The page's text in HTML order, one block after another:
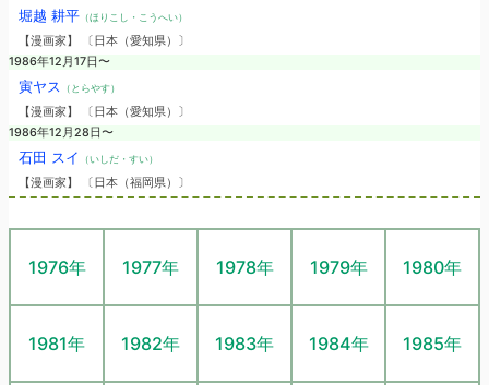
堀越 耕平（ほりこし・こうへい）
【漫画家】 〔日本（愛知県）〕
1986年12月17日〜
寅ヤス （とらやす）
【漫画家】 〔日本（愛知県）〕
1986年12月28日〜
石田 スイ （いしだ・すい）
【漫画家】 〔日本（福岡県）〕
1976年 1977年 1978年 1979年 1980年
1981年 1982年 1983年 1984年 1985年